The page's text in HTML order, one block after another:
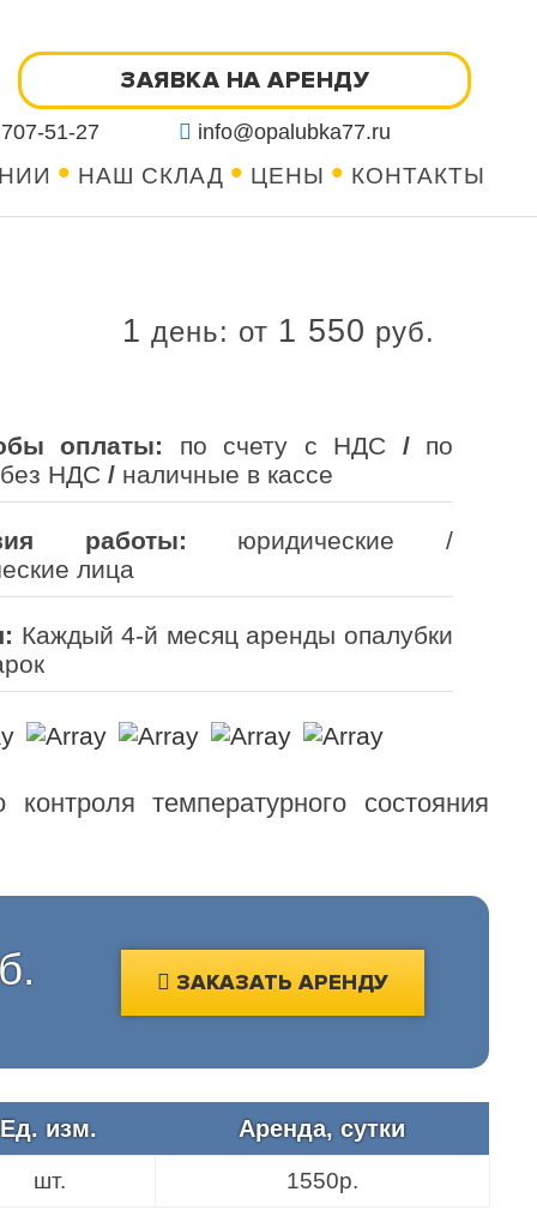
ЗАЯВКА НА АРЕНДУ
51-27 info@opalubka77.ru
НАШ СКЛАД ЦЕНЫ КОНТАКТЫ
1 день: от 1 550 руб.
оплаты: по счету с НДС /по
без НДС /наличные в кассе
работы: юридические /
лица
Каждый 4-й месяц аренды опалубки
температурного состояния
ЗАКАЗАТЬ АРЕНДУ
Ед. изм. Аренда, сутки
шт. 1550р.